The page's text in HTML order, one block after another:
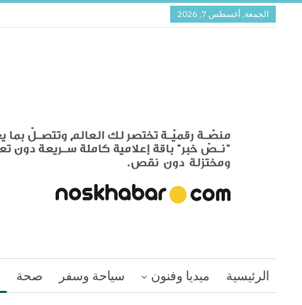
الجمعة, أغسطس 7, 2026
الرئيسية ميديا وفنون سياحة وسفر صحة